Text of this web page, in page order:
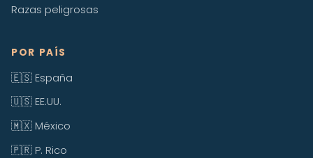
Razas peligrosas
POR PAÍS
🇪🇸 España
🇺🇸 EE.UU.
🇲🇽 México
🇵🇷 P. Rico